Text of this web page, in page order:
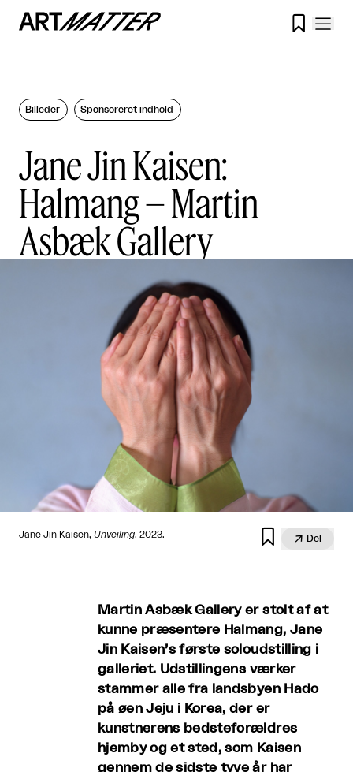

Jane Jin Kaisen:
Halmang – Martin
Asbæk Gallery
Billeder Sponsoreret indhold
Jane Jin Kaisen, Unveiling, 2023.   Del
Martin Asbæk Gallery er stolt af at
kunne præsentere Halmang, Jane
Jin Kaisen’s første soloudstilling i
galleriet. Udstillingens værker
stammer alle fra landsbyen Hado
på øen Jeju i Korea, der er
kunstnerens bedsteforældres
hjemby og et sted, som Kaisen
gennem de sidste tyve år har